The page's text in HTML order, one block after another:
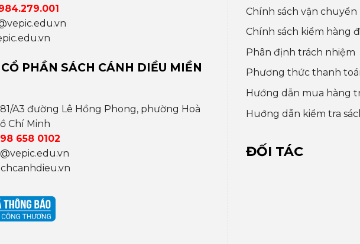
PHẦN SÁCH CÁNH DIỀU MIỀN
A3 đường Lê Hồng Phong, phường Hoà
Chí Minh
658 0102
Chính sách vận chuyển
Chính sách kiểm hàng
Phân định trách nhiệm
Phương thức thanh
Hướng dẫn mua hàng
Huớng dẫn kiểm tra
ĐỐI TÁC